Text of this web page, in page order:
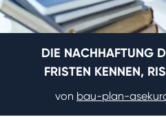
DIE NACHHAFTUNG
FRISTEN KENNEN,
von bau-plan-